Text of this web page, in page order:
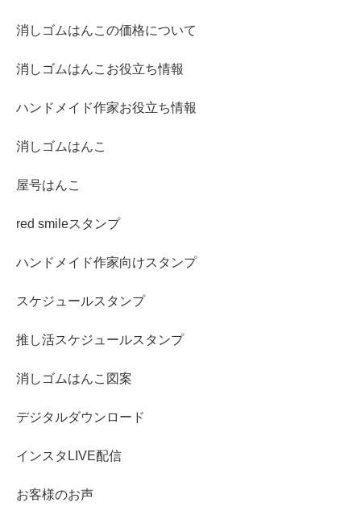
消しゴムはんこの価格について
消しゴムはんこお役立ち情報
ハンドメイド作家お役立ち情報
消しゴムはんこ
屋号はんこ
red smileスタンプ
ハンドメイド作家向けスタンプ
スケジュールスタンプ
推し活スケジュールスタンプ
消しゴムはんこ図案
デジタルダウンロード
インスタLIVE配信
お客様のお声